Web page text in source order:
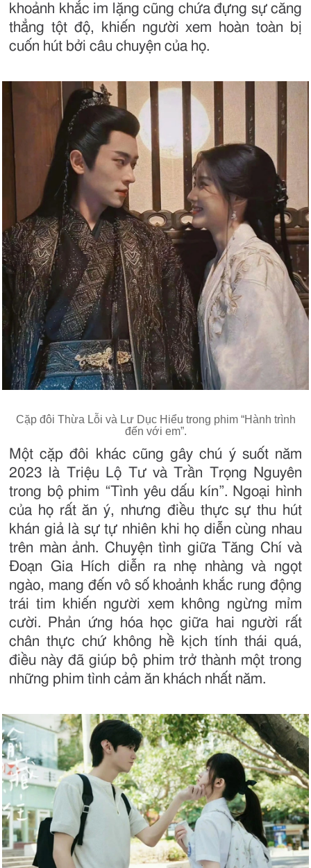
khoảnh khắc im lặng cũng chứa đựng sự căng
thẳng tột độ, khiến người xem hoàn toàn bị
cuốn hút bởi câu chuyện của họ.
Cặp đôi Thừa Lỗi và Lư Dục Hiểu trong phim “Hành trình
đến với em”.
Một cặp đôi khác cũng gây chú ý suốt năm
2023 là Triệu Lộ Tư và Trần Trọng Nguyên
trong bộ phim “Tình yêu dấu kín”. Ngoại hình
của họ rất ăn ý, nhưng điều thực sự thu hút
khán giả là sự tự nhiên khi họ diễn cùng nhau
trên màn ảnh. Chuyện tình giữa Tăng Chí và
Đoạn Gia Hích diễn ra nhẹ nhàng và ngọt
ngào, mang đến vô số khoảnh khắc rung động
trái tim khiến người xem không ngừng mỉm
cười. Phản ứng hóa học giữa hai người rất
chân thực chứ không hề kịch tính thái quá,
điều này đã giúp bộ phim trở thành một trong
những phim tình cảm ăn khách nhất năm.